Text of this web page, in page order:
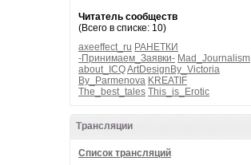
Читатель сообществ
(Всего в списке: 10)
axeeffect_ru РАНЕТКИ
-Принимаем_Заявки- Mad_Journalism
about_ICQArtDesignBy_Victoria
By_Parmenova KREATIF
The_best_tales This_is_Erotic
Трансляции
Список трансляций